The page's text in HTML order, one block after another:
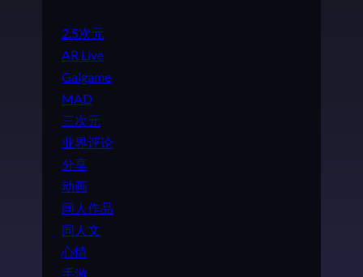
2.5次元
AR Live
Galgame
MAD
三次元
业界评论
分享
动画
同人作品
同人文
心情
手游